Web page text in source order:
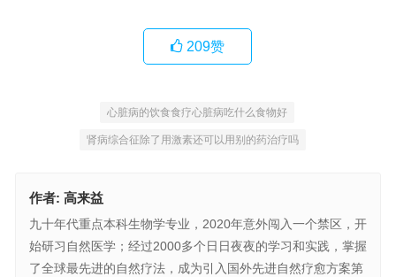
209赞
心脏病的饮食食疗心脏病吃什么食物好
肾病综合征除了用激素还可以用别的药治疗吗
作者: 高来益
九十年代重点本科生物学专业，2020年意外闯入一个禁区，开
始研习自然医学；经过2000多个日日夜夜的学习和实践，掌握
了全球最先进的自然疗法，成为引入国外先进自然疗愈方案第